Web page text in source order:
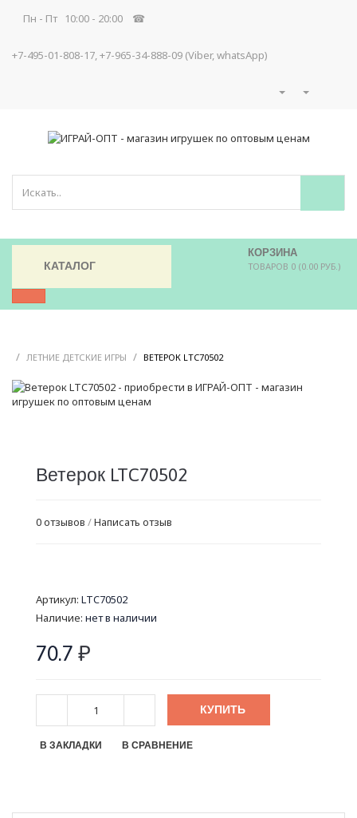
Пн - Пт 10:00 - 20:00 ☎
+7-495-01-808-17, +7-965-34-888-09 (Viber, whatsApp)
КОРЗИНА
ТОВАРОВ 0 (0.00 РУБ.)
КАТАЛОГ
/ ЛЕТНИЕ ДЕТСКИЕ ИГРЫ / ВЕТЕРОК LTC70502
Ветерок LTC70502
0 отзывов /Написать отзыв
Артикул: LTC70502
Наличие: нет в наличии
70.7 ₽
КУПИТЬ
В ЗАКЛАДКИ В СРАВНЕНИЕ